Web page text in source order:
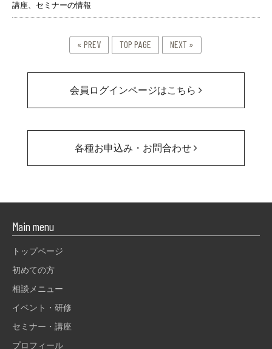
講座、セミナーの情報
« PREV TOP PAGE NEXT »
会員ログインページはこちら
各種お申込み・お問合わせ
Main menu
トップページ
初めての方
相談メニュー
イベント・研修
セミナー・講座
プロフィール